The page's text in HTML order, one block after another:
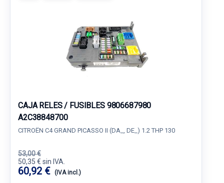
CAJA RELES / FUSIBLES 9806687980
A2C38848700
CITROËN C4 GRAND PICASSO II (DA_, DE_) 1.2 THP 130
53,00 €
50,35 € sin IVA.
60,92 € (IVA incl.)